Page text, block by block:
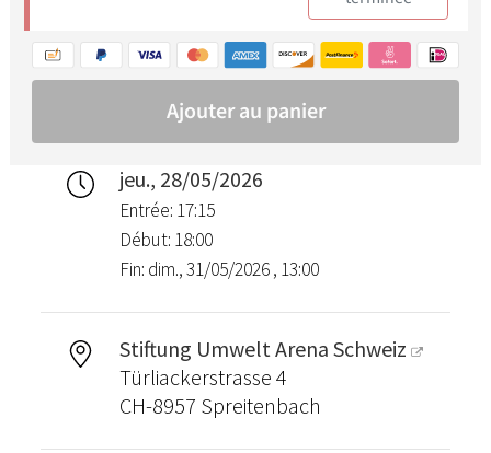
jeu., 28/05/2026
Entrée: 17:15
Début: 18:00
Fin: dim., 31/05/2026 , 13:00
Stiftung Umwelt Arena Schweiz
Türliackerstrasse 4
CH-8957 Spreitenbach